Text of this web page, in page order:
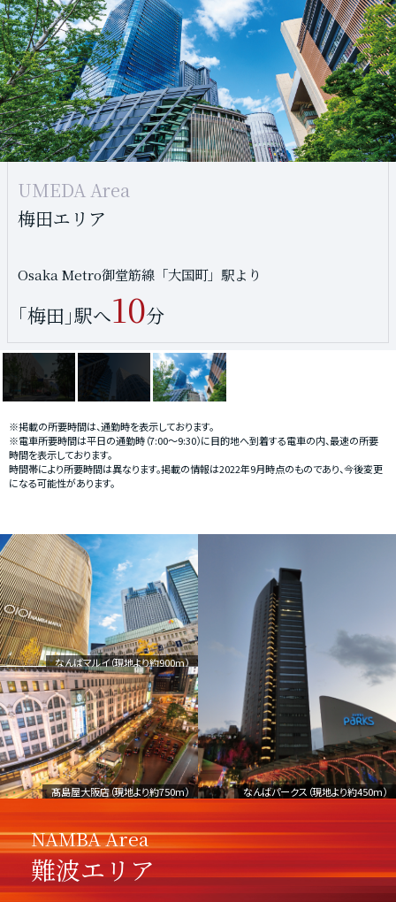
SHINSAIBASHI Area
心斎橋エリア
Osaka Metro御堂筋線「大国町」駅より
｢心斎橋｣駅へ4分
HOMMACHI Area
本町エリア
Osaka Metro御堂筋線・四つ橋線「大国町」駅より
｢本町｣駅へ5 分
UMEDA Area
梅田エリア
Osaka Metro御堂筋線「大国町」駅より
｢梅田｣駅へ10分
※掲載の所要時間は、通勤時を表示しております。
※電車所要時間は平日の通勤時（7:00〜9:30）に目的地へ到着する電車の内、最速の所要
時間を表示しております。
時間帯により所要時間は異なります。掲載の情報は2022年9月時点のものであり、今後変更
になる可能性があります。
なんばマルイ（現地より約900m）
なんばパークス（現地より約450m）
髙島屋大阪店（現地より約750m）
NAMBA Area
難波エリア